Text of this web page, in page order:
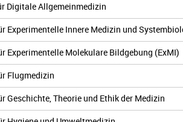
Digitale Allgemeinmedizin
Experimentelle Innere Medizin und
Experimentelle Molekulare Bildgebung (ExMI)
Flugmedizin
Geschichte, Theorie und Ethik der Medizin